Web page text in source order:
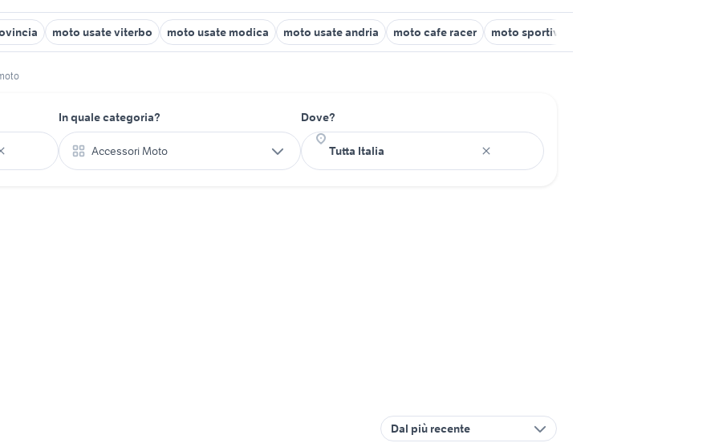
moto usate viterbo moto usate modica moto usate andria moto cafe racer moto sportive usate
In quale categoria?
Accessori Moto
Dove?
Dal più recente